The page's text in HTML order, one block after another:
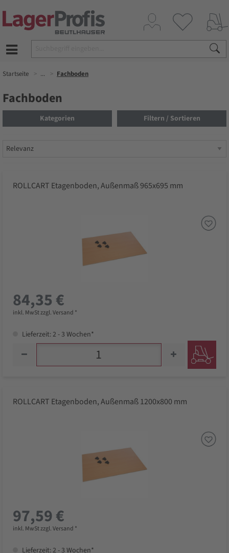
Startseite ... Fachboden
Fachboden
Kategorien Filtern / Sortieren
ROLLCART Etagenboden, Außenmaß 965x695 mm
84,35 €
inkl. MwSt zzgl. Versand *
Lieferzeit: 2 - 3 Wochen*
ROLLCART Etagenboden, Außenmaß 1200x800 mm
97,59 €
inkl. MwSt zzgl. Versand *
Lieferzeit: 2 - 3 Wochen*